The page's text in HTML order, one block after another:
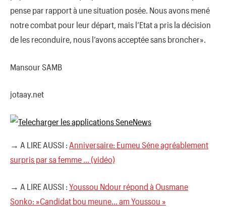
pense par rapport à une situation posée. Nous avons mené
notre combat pour leur départ, mais l’Etat a pris la décision
de les reconduire, nous l’avons acceptée sans broncher».
Mansour SAMB
jotaay.net
→ A LIRE AUSSI : Anniversaire: Eumeu Séne agréablement
surpris par sa femme … (vidéo)
→ A LIRE AUSSI : Youssou Ndour répond à Ousmane
Sonko: »Candidat bou meune… am Youssou »